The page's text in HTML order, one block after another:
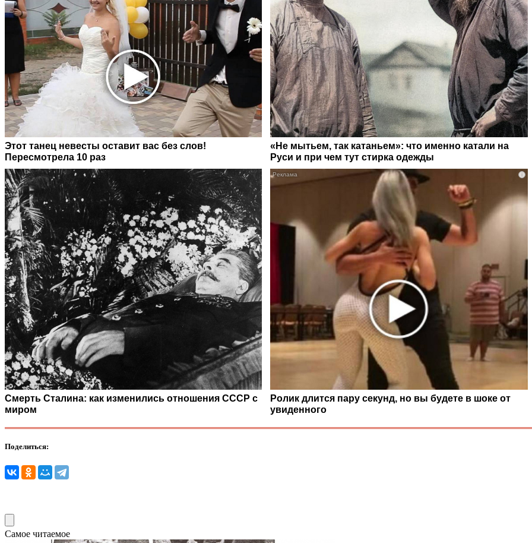
Этот танец невесты оставит вас без слов!
Пересмотрела 10 раз
«Не мытьем, так катаньем»: что именно катали на
Руси и при чем тут стирка одежды
Смерть Сталина: как изменились отношения СССР с
миром
i
Ролик длится пару секунд, но вы будете в шоке от
увиденного
Поделиться:
Самое читаемое